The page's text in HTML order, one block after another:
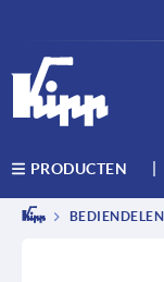
PRODUCTEN
BEDIENDELEN